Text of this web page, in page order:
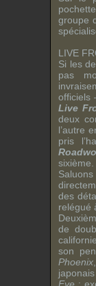
groupe
LIVE
Si les
pas
officiels
Live
deux
l’autre
pris
sixième.
des
relégué
de
son
Phoenix